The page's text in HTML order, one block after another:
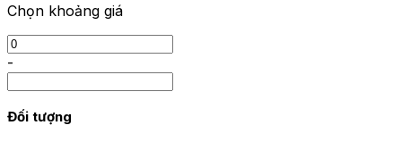
Chọn khoảng giá
-
Đối tượng